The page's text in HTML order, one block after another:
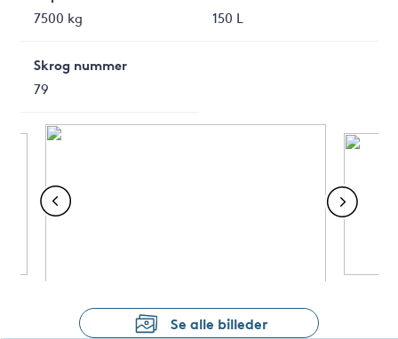
7500 kg
150 L
Skrog nummer
79
Se alle billeder